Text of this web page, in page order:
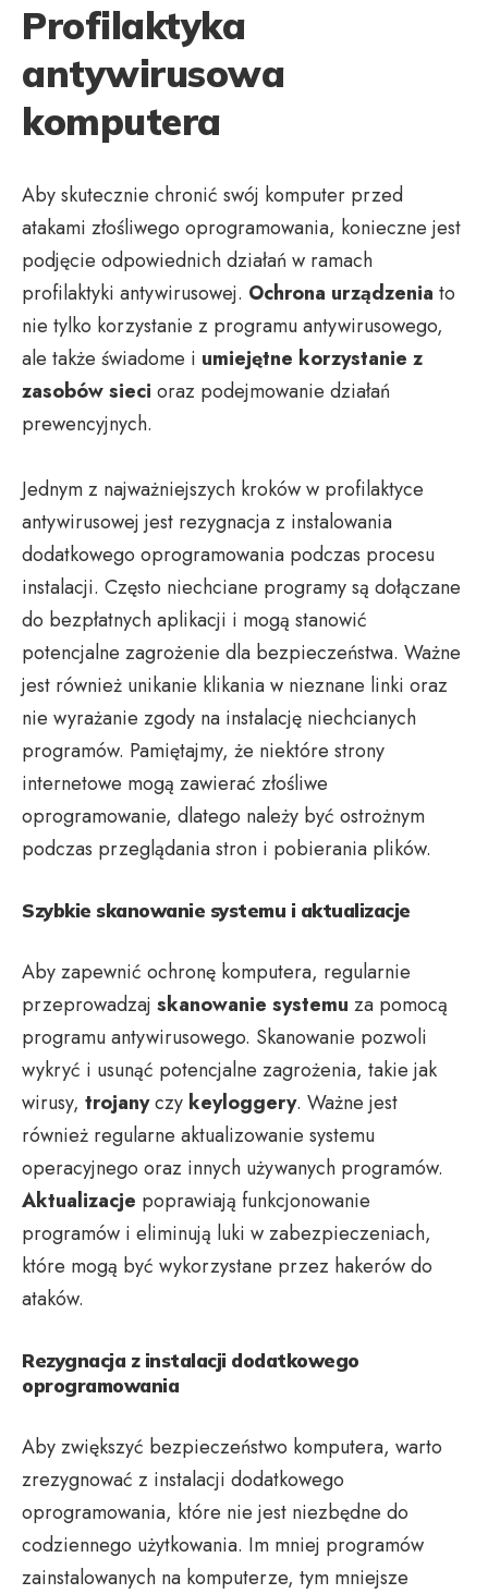
Profilaktyka
antywirusowa
komputera
Aby skutecznie chronić swój komputer przed
atakami złośliwego oprogramowania, konieczne jest
podjęcie odpowiednich działań w ramach
profilaktyki antywirusowej. Ochrona urządzenia to
nie tylko korzystanie z programu antywirusowego,
ale także świadome i umiejętne korzystanie z
zasobów sieci oraz podejmowanie działań
prewencyjnych.
Jednym z najważniejszych kroków w profilaktyce
antywirusowej jest rezygnacja z instalowania
dodatkowego oprogramowania podczas procesu
instalacji. Często niechciane programy są dołączane
do bezpłatnych aplikacji i mogą stanowić
potencjalne zagrożenie dla bezpieczeństwa. Ważne
jest również unikanie klikania w nieznane linki oraz
nie wyrażanie zgody na instalację niechcianych
programów. Pamiętajmy, że niektóre strony
internetowe mogą zawierać złośliwe
oprogramowanie, dlatego należy być ostrożnym
podczas przeglądania stron i pobierania plików.
Szybkie skanowanie systemu i aktualizacje
Aby zapewnić ochronę komputera, regularnie
przeprowadzaj skanowanie systemu za pomocą
programu antywirusowego. Skanowanie pozwoli
wykryć i usunąć potencjalne zagrożenia, takie jak
wirusy, trojanyczy keyloggery. Ważne jest
również regularne aktualizowanie systemu
operacyjnego oraz innych używanych programów.
Aktualizacje poprawiają funkcjonowanie
programów i eliminują luki w zabezpieczeniach,
które mogą być wykorzystane przez hakerów do
ataków.
Rezygnacja z instalacji dodatkowego
oprogramowania
Aby zwiększyć bezpieczeństwo komputera, warto
zrezygnować z instalacji dodatkowego
oprogramowania, które nie jest niezbędne do
codziennego użytkowania. Im mniej programów
zainstalowanych na komputerze, tym mniejsze